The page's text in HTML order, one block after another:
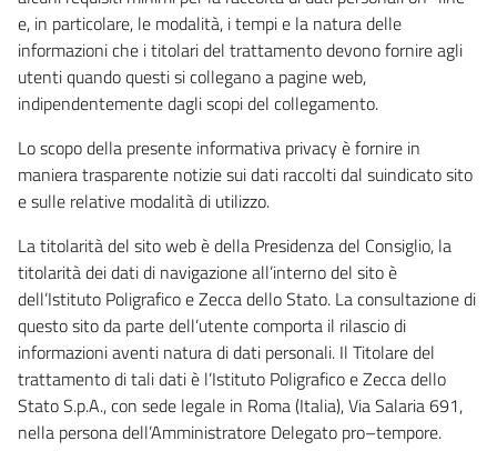
e, in particolare, le modalità, i tempi e la natura delle
informazioni che i titolari del trattamento devono fornire agli
utenti quando questi si collegano a pagine web,
indipendentemente dagli scopi del collegamento.
Lo scopo della presente informativa privacy è fornire in
maniera trasparente notizie sui dati raccolti dal suindicato sito
e sulle relative modalità di utilizzo.
La titolarità del sito web è della Presidenza del Consiglio, la
titolarità dei dati di navigazione all’interno del sito è
dell’Istituto Poligrafico e Zecca dello Stato. La consultazione di
questo sito da parte dell’utente comporta il rilascio di
informazioni aventi natura di dati personali. Il Titolare del
trattamento di tali dati è l’Istituto Poligrafico e Zecca dello
Stato S.p.A., con sede legale in Roma (Italia), Via Salaria 691,
nella persona dell’Amministratore Delegato pro–tempore.